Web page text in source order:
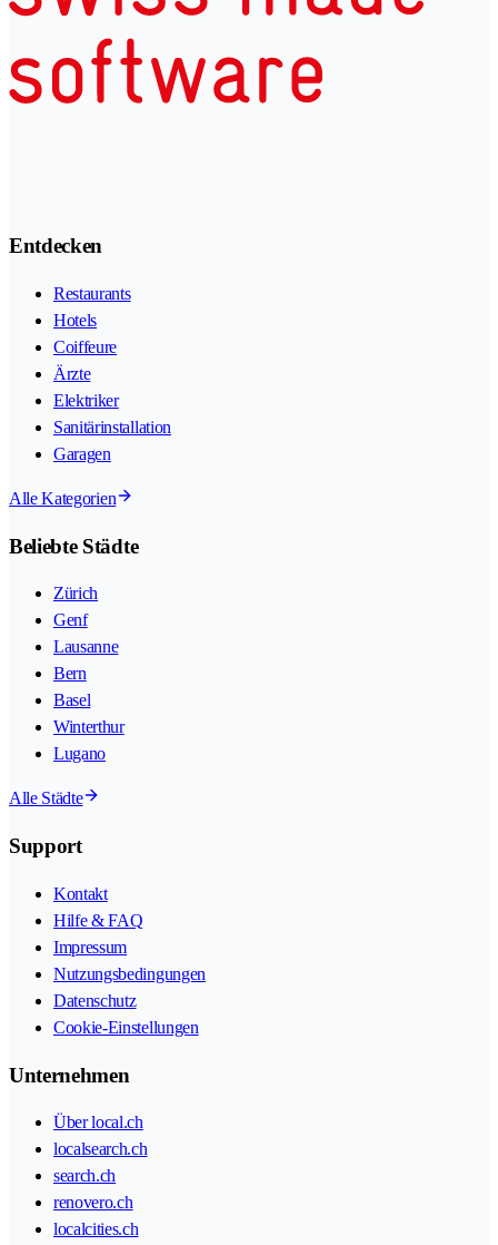
Entdecken
Restaurants
Hotels
Coiffeure
Ärzte
Elektriker
Sanitärinstallation
Garagen
Alle Kategorien
Beliebte Städte
Zürich
Genf
Lausanne
Bern
Basel
Winterthur
Lugano
Alle Städte
Support
Kontakt
Hilfe & FAQ
Impressum
Nutzungsbedingungen
Datenschutz
Cookie-Einstellungen
Unternehmen
Über local.ch
localsearch.ch
search.ch
renovero.ch
localcities.ch